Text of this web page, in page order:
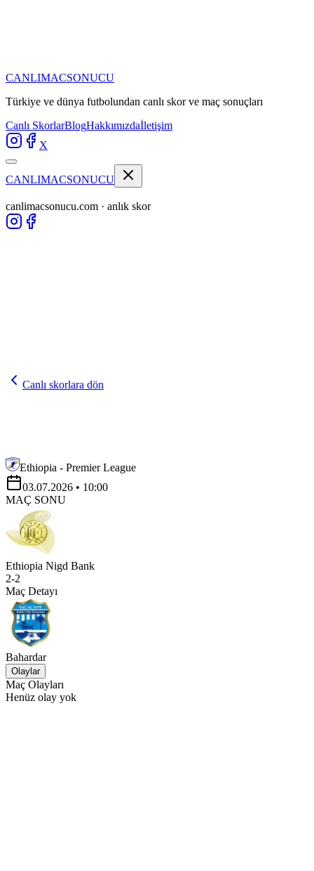
CANLIMACSONUCU
Türkiye ve dünya futbolundan canlı skor ve maç sonuçları
Canlı SkorlarBlogHakkımızdaİletişim
X
CANLIMACSONUCU
canlimacsonucu.com · anlık skor
Canlı skorlara dön
Ethiopia - Premier League
03.07.2026 • 10:00
MAÇ SONU
Ethiopia Nigd Bank
2-2
Maç Detayı
Bahardar
Olaylar
Maç Olayları
Henüz olay yok